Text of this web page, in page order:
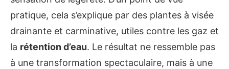
pratique, cela s’explique par des plantes à visée
drainante et carminative, utiles contre les gaz et
la rétention d’eau. Le résultat ne ressemble pas
à une transformation spectaculaire, mais à une